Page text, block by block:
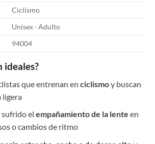
Ciclismo
Unisex · Adulto
94004
ideales?
que entrenan en ciclismoy buscan
ligera
el empañamiento de la lente en
o cambios de ritmo